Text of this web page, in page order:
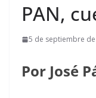
PAN,
5 de septiembre
Por José